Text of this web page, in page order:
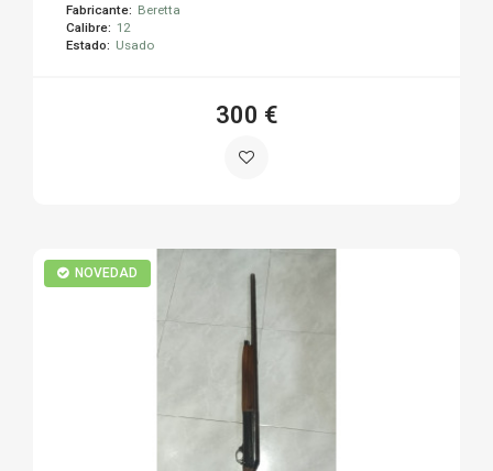
Fabricante: Beretta
Calibre: 12
Estado: Usado
300 €
NOVEDAD